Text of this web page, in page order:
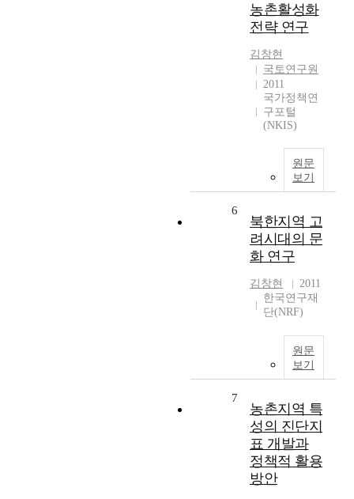
농촌활성화
전략 연구
김창현
국토연구원
2011
국가정책연
구포털
(NKIS)
원문
보기
6
북한지역 고
려시대의 문
화 연구
김창현
2011
한국연구재
단(NRF)
원문
보기
7
농촌지역 특
성의 진단지
표 개발과
정책적 활용
방안